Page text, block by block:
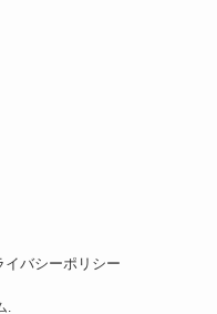
イバシーポリシー
.